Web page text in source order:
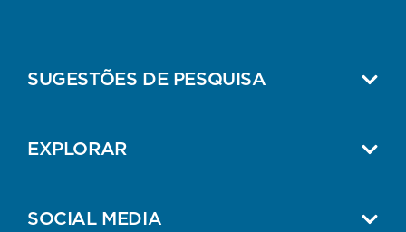
SUGESTÕES DE PESQUISA
EXPLORAR
SOCIAL MEDIA